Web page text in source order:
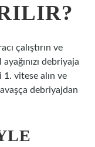
çalıştırın ve
debriyaja
1. vitese alın ve
debriyajdan